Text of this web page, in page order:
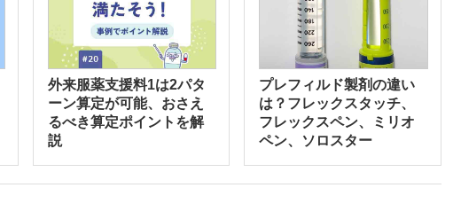
外来服薬支援料1は2パタ
ーン算定が可能、おさえ
るべき算定ポイントを解
説
プレフィルド製剤の違い
は？フレックスタッチ、
フレックスペン、ミリオ
ペン、ソロスター